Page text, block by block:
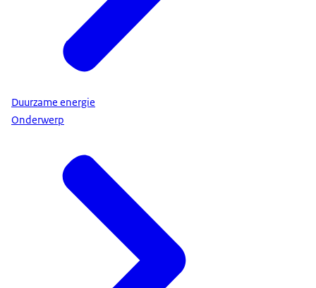
Duurzame energie
Onderwerp